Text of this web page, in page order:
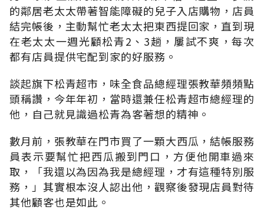
的鄰居老太太帶著智能障礙的兒子入店購物，店員
結完帳後，主動幫忙老太太把東西提回家，直到現
在老太太一週光顧松青2、3趟，屢試不爽，每次
都有店員提供宅配到家的好服務。
談起旗下松青超市，味全食品總經理張教華頻頻點
頭稱讚，今年年初，當時還兼任松青超市總經理的
他，自己就見識過松青為客著想的精神。
數月前，張教華在門市買了一顆大西瓜，結帳服務
員表示要幫忙把西瓜搬到門口，方便他開車過來
取，「我還以為因為我是總經理，才有這種特別服
務，」其實根本沒人認出他，觀察後發現店員對待
其他顧客也是如此。